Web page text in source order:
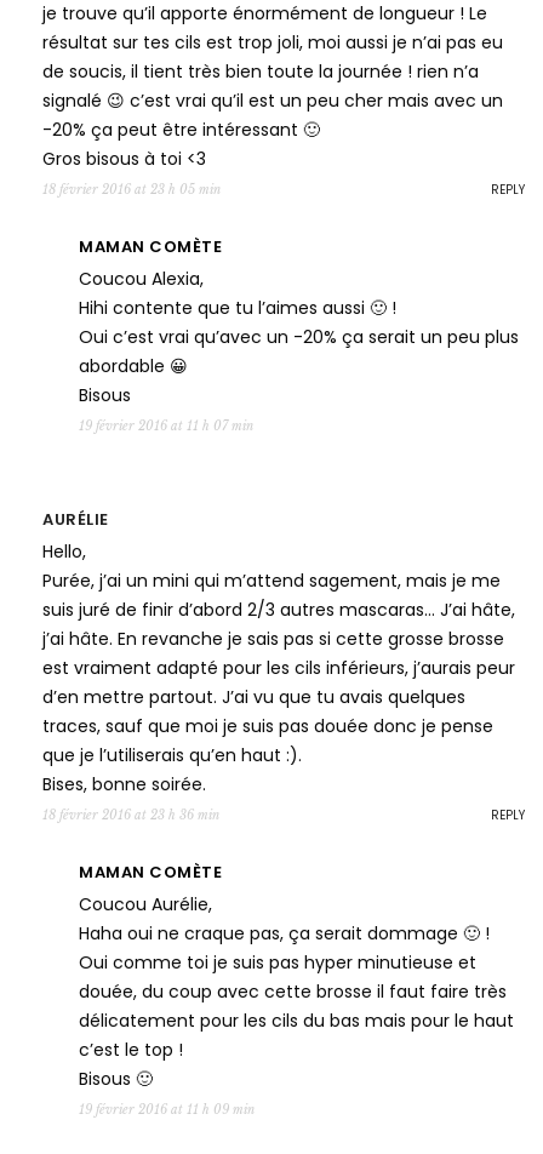
je trouve qu’il apporte énormément de longueur ! Le
résultat sur tes cils est trop joli, moi aussi je n’ai pas eu
de soucis, il tient très bien toute la journée ! rien n’a
signalé 😉 c’est vrai qu’il est un peu cher mais avec un
-20% ça peut être intéressant 🙂
Gros bisous à toi <3
18 février 2016 at 23 h 05 min REPLY
MAMAN COMÈTE
Coucou Alexia,
Hihi contente que tu l’aimes aussi 🙂 !
Oui c’est vrai qu’avec un -20% ça serait un peu plus
abordable 😀
Bisous
19 février 2016 at 11 h 07 min
AURÉLIE
Hello,
Purée, j’ai un mini qui m’attend sagement, mais je me
suis juré de finir d’abord 2/3 autres mascaras… J’ai hâte,
j’ai hâte. En revanche je sais pas si cette grosse brosse
est vraiment adapté pour les cils inférieurs, j’aurais peur
d’en mettre partout. J’ai vu que tu avais quelques
traces, sauf que moi je suis pas douée donc je pense
que je l’utiliserais qu’en haut :).
Bises, bonne soirée.
18 février 2016 at 23 h 36 min REPLY
MAMAN COMÈTE
Coucou Aurélie,
Haha oui ne craque pas, ça serait dommage 🙂 !
Oui comme toi je suis pas hyper minutieuse et
douée, du coup avec cette brosse il faut faire très
délicatement pour les cils du bas mais pour le haut
c’est le top !
Bisous 🙂
19 février 2016 at 11 h 09 min